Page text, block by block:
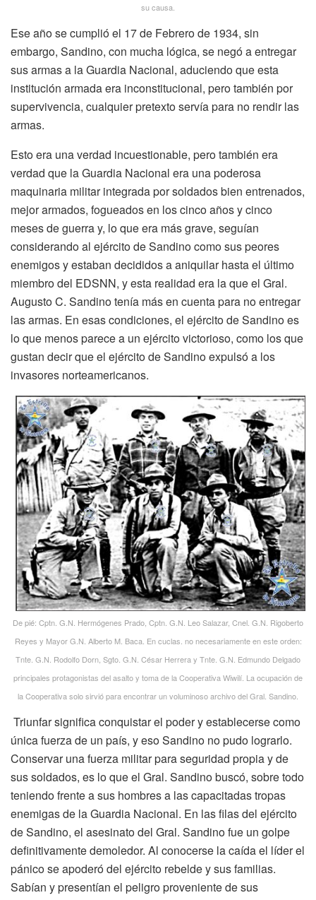
su causa.
Ese año se cumplió el 17 de Febrero de 1934, sin
embargo, Sandino, con mucha lógica, se negó a entregar
sus armas a la Guardia Nacional, aduciendo que esta
institución armada era inconstitucional, pero también por
supervivencia, cualquier pretexto servía para no rendir las
armas.
Esto era una verdad incuestionable, pero también era
verdad que la Guardia Nacional era una poderosa
maquinaria militar integrada por soldados bien entrenados,
mejor armados, fogueados en los cinco años y cinco
meses de guerra y, lo que era más grave, seguían
considerando al ejército de Sandino como sus peores
enemigos y estaban decididos a aniquilar hasta el último
miembro del EDSNN, y esta realidad era la que el Gral.
Augusto C. Sandino tenía más en cuenta para no entregar
las armas. En esas condiciones, el ejército de Sandino es
lo que menos parece a un ejército victorioso, como los que
gustan decir que el ejército de Sandino expulsó a los
invasores norteamericanos.
De pié: Cptn. G.N. Hermógenes Prado, Cptn. G.N. Leo Salazar, Cnel. G.N. Rigoberto
Reyes y Mayor G.N. Alberto M. Baca. En cuclas. no necesariamente en este orden:
Tnte. G.N. Rodolfo Dorn, Sgto. G.N. César Herrera y Tnte. G.N. Edmundo Delgado
principales protagonistas del asalto y toma de la Cooperativa Wiwilí. La ocupación de
la Cooperativa solo sirvió para encontrar un voluminoso archivo del Gral. Sandino.
Triunfar significa conquistar el poder y establecerse como
única fuerza de un país, y eso Sandino no pudo lograrlo.
Conservar una fuerza militar para seguridad propia y de
sus soldados, es lo que el Gral. Sandino buscó, sobre todo
teniendo frente a sus hombres a las capacitadas tropas
enemigas de la Guardia Nacional. En las filas del ejército
de Sandino, el asesinato del Gral. Sandino fue un golpe
definitivamente demoledor. Al conocerse la caída el líder el
pánico se apoderó del ejército rebelde y sus familias.
Sabían y presentían el peligro proveniente de sus